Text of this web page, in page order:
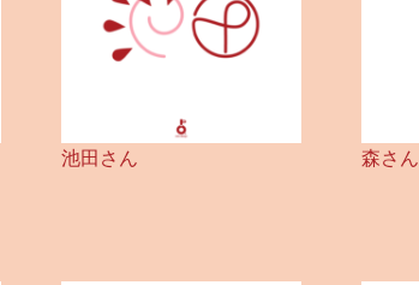
池田さん 森さん